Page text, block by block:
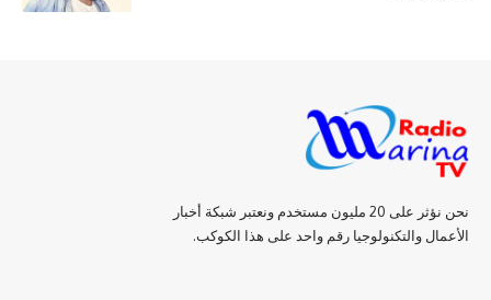
نحن نؤثر على 20 مليون مستخدم ونعتبر شبكة أخبار
الأعمال والتكنولوجيا رقم واحد على هذا الكوكب.